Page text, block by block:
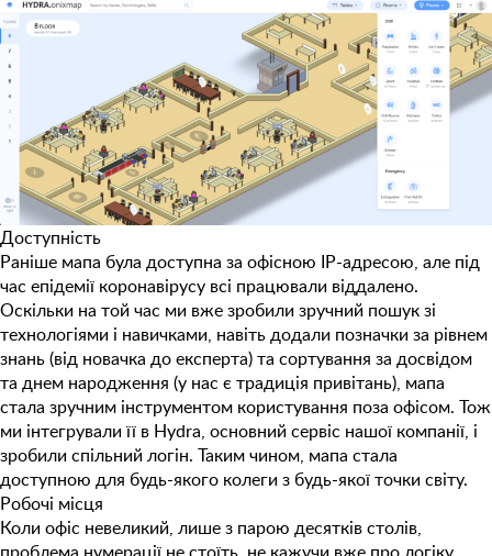
Доступність
Раніше мапа була доступна за офісною IP-адресою, але під
час епідемії коронавірусу всі працювали віддалено.
Оскільки на той час ми вже зробили зручний пошук зі
технологіями і навичками, навіть додали позначки за рівнем
знань (від новачка до експерта) та сортування за досвідом
та днем народження (у нас є традиція привітань), мапа
стала зручним інструментом користування поза офісом. Тож
ми інтегрували її в Hydra, основний сервіс нашої компанії, і
зробили спільний логін. Таким чином, мапа стала
доступною для будь-якого колеги з будь-якої точки світу.
Робочі місця
Коли офіс невеликий, лише з парою десятків столів,